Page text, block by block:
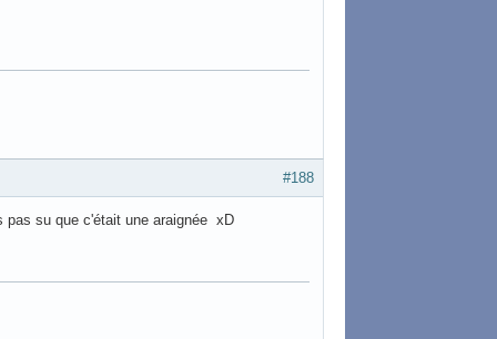
#188
pas su que c'était une araignée xD